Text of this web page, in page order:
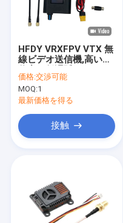
会社案内
お問い合わせ
見積依頼
アナログビデオトラン
HFDY VRXFPV VTX 無
線ビデオ送信機,高い送
ンレースと検査に適し
ています.
価格:交渉可能
MOQ:1
最新価格を得る
接触